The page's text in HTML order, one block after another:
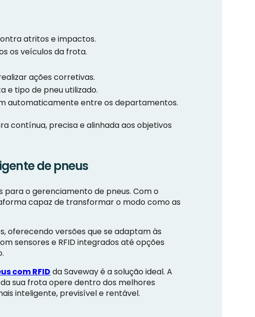
atritos e impactos.
os veículos da frota.
ações corretivas.
e tipo de pneu utilizado.
automaticamente entre os departamentos.
contínua, precisa e alinhada aos objetivos
de pneus
para o gerenciamento de pneus. Com o
capaz de transformar o modo como as
oferecendo versões que se adaptam às
sensores e RFID integrados até opções
com RFID da Saveway é a solução ideal. A
sua frota opere dentro dos melhores
inteligente, previsível e rentável.